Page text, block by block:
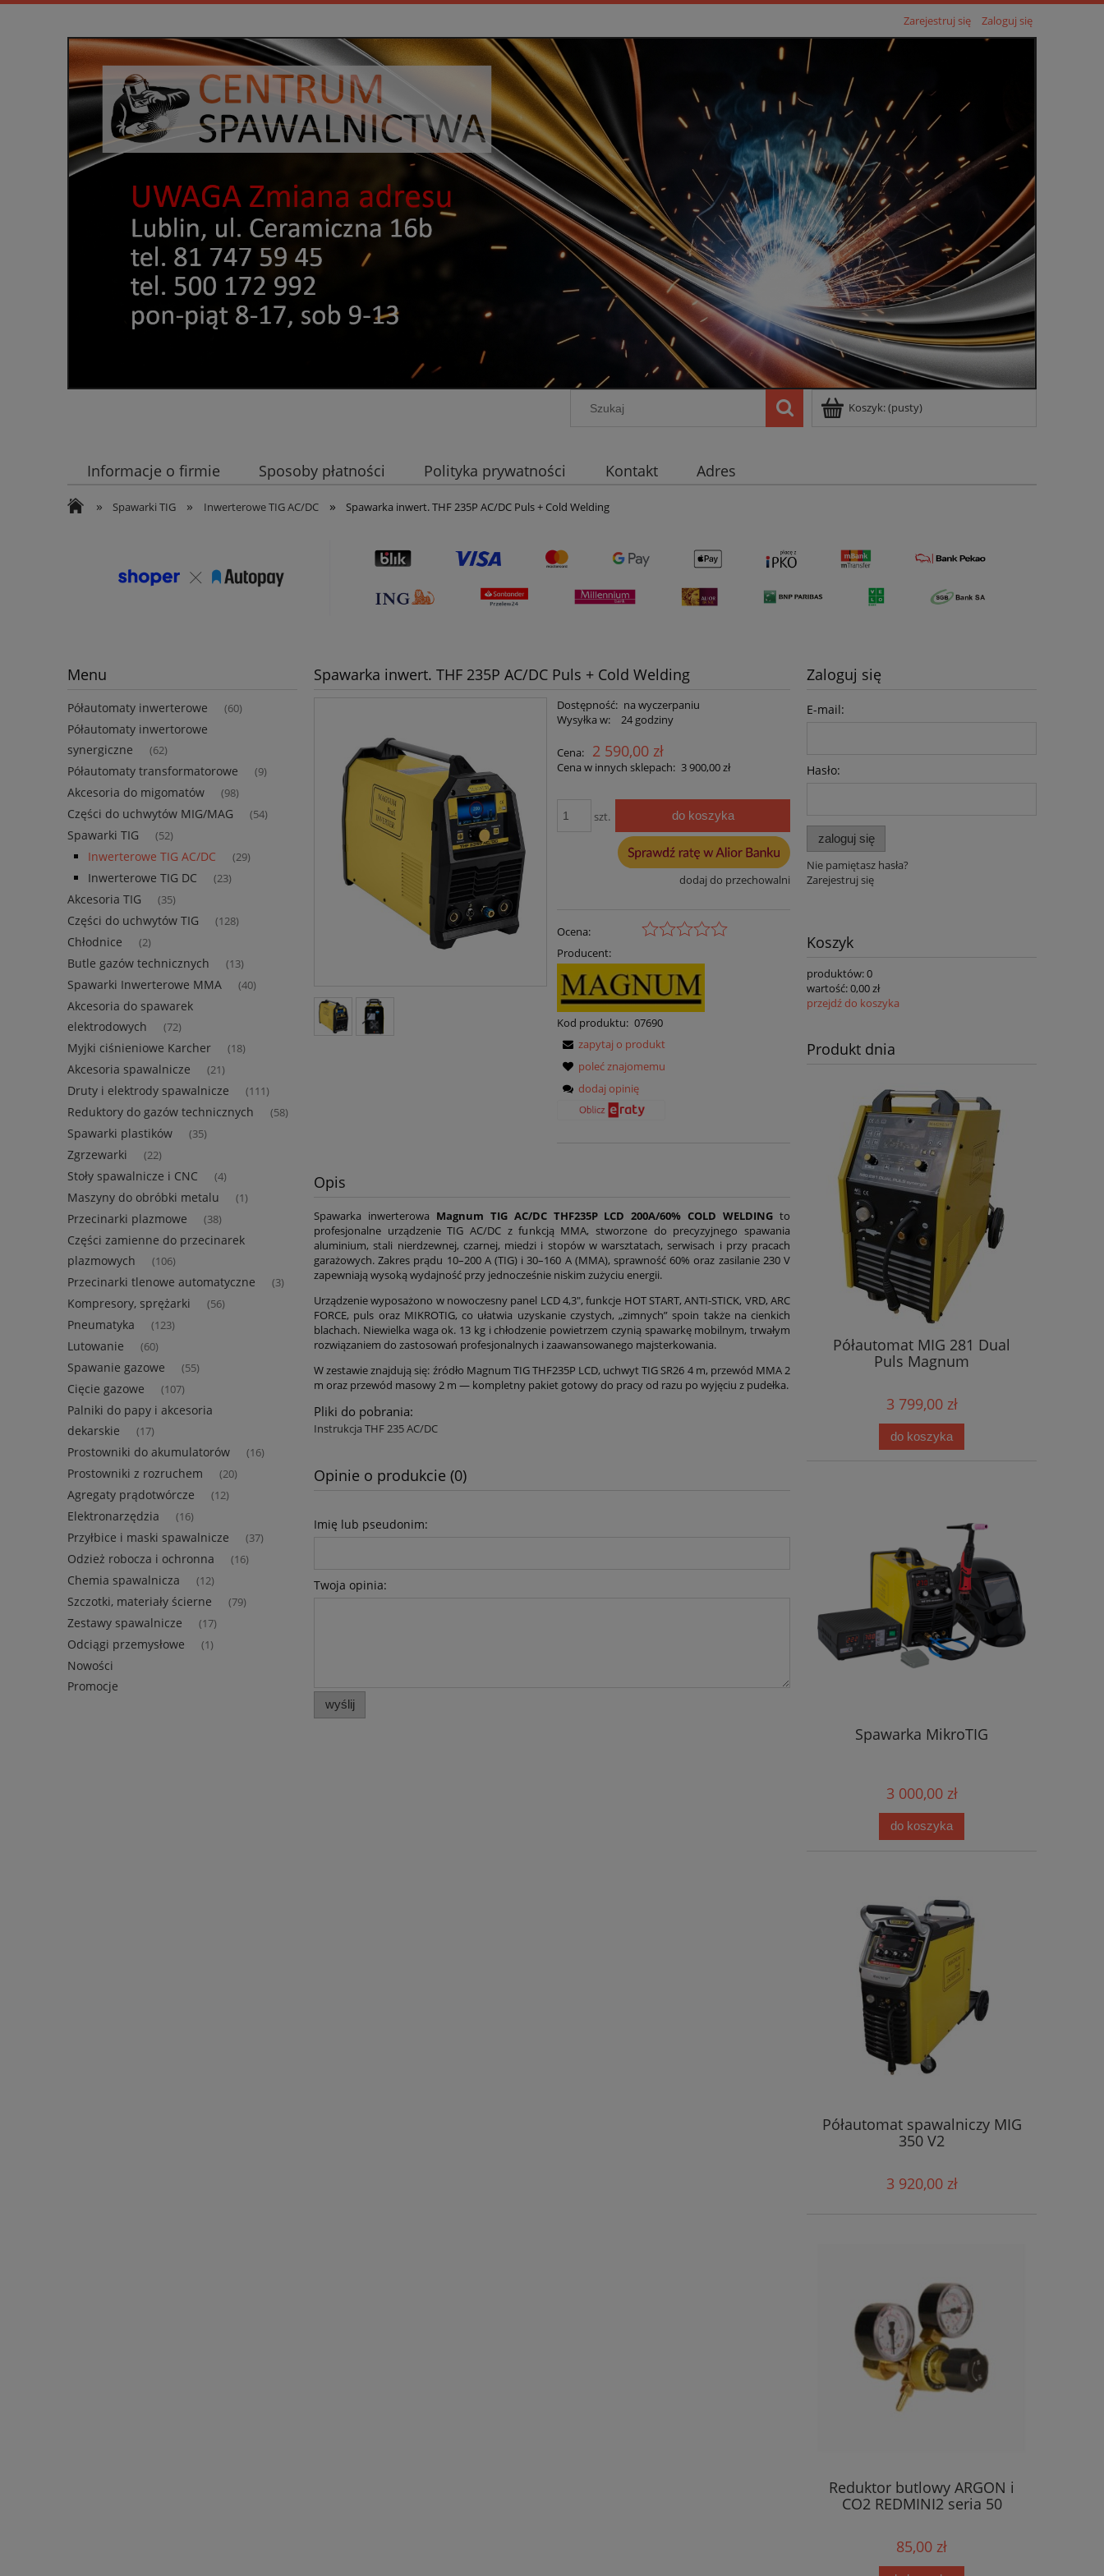
Zarejestruj się Zaloguj się
Koszyk:(pusty)
Informacje o firmie Sposoby płatności Polityka prywatności Kontakt Adres
» Spawarki TIG » Inwerterowe TIG AC/DC » Spawarka inwert. THF 235P AC/DC Puls + Cold Welding
Menu
Półautomaty inwerterowe (60)
Półautomaty inwertorowe
synergiczne
(62)
Półautomaty transformatorowe (9)
Akcesoria do migomatów (98)
Części do uchwytów MIG/MAG (54)
Spawarki TIG (52)
Inwerterowe TIG AC/DC (29)
Inwerterowe TIG DC (23)
Akcesoria TIG (35)
Części do uchwytów TIG (128)
Chłodnice (2)
Butle gazów technicznych (13)
Spawarki Inwerterowe MMA (40)
Akcesoria do spawarek
elektrodowych
(72)
Myjki ciśnieniowe Karcher (18)
Akcesoria spawalnicze (21)
Druty i elektrody spawalnicze (111)
Reduktory do gazów technicznych (58)
Spawarki plastików (35)
Zgrzewarki (22)
Stoły spawalnicze i CNC (4)
Maszyny do obróbki metalu (1)
Przecinarki plazmowe (38)
Części zamienne do przecinarek
plazmowych
(106)
Przecinarki tlenowe automatyczne (3)
Kompresory, sprężarki (56)
Pneumatyka (123)
Lutowanie (60)
Spawanie gazowe (55)
Cięcie gazowe (107)
Palniki do papy i akcesoria
dekarskie
(17)
Prostowniki do akumulatorów (16)
Prostowniki z rozruchem (20)
Agregaty prądotwórcze (12)
Elektronarzędzia (16)
Przyłbice i maski spawalnicze (37)
Odzież robocza i ochronna (16)
Chemia spawalnicza (12)
Szczotki, materiały ścierne (79)
Zestawy spawalnicze (17)
Odciągi przemysłowe (1)
Nowości
Promocje
Spawarka inwert. THF 235P AC/DC Puls + Cold Welding
Dostępność: na wyczerpaniu
Wysyłka w:
24 godziny
Cena: 2 590,00 zł
Cena w innych sklepach: 3 900,00 zł
szt. do koszyka
dodaj do przechowalni
Ocena:
Producent:
Kod produktu: 07690
zapytaj o produkt
poleć znajomemu
dodaj opinię
Opis
Spawarka inwerterowa Magnum TIG AC/DC THF235P LCD 200A/60% COLD WELDING to
profesjonalne urządzenie TIG AC/DC z funkcją MMA, stworzone do precyzyjnego spawania
aluminium, stali nierdzewnej, czarnej, miedzi i stopów w warsztatach, serwisach i przy pracach
garażowych. Zakres prądu 10–200 A (TIG) i 30–160 A (MMA), sprawność 60% oraz zasilanie 230 V
zapewniają wysoką wydajność przy jednocześnie niskim zużyciu energii.
Urządzenie wyposażono w nowoczesny panel LCD 4,3", funkcje HOT START, ANTI-STICK, VRD, ARC
FORCE, puls oraz MIKROTIG, co ułatwia uzyskanie czystych, „zimnych” spoin także na cienkich
blachach. Niewielka waga ok. 13 kg i chłodzenie powietrzem czynią spawarkę mobilnym, trwałym
rozwiązaniem do zastosowań profesjonalnych i zaawansowanego majsterkowania.
W zestawie znajdują się: źródło Magnum TIG THF235P LCD, uchwyt TIG SR26 4 m, przewód MMA 2
m oraz przewód masowy 2 m — kompletny pakiet gotowy do pracy od razu po wyjęciu z pudełka.
Pliki do pobrania:
Instrukcja THF 235 AC/DC
Opinie o produkcie (0)
Imię lub pseudonim:
Twoja opinia:
wyślij
Zaloguj się
E-mail:
Hasło:
zaloguj się
Nie pamiętasz hasła?
Zarejestruj się
Koszyk
produktów:0
wartość:0,00 zł
przejdź do koszyka
Produkt dnia
Półautomat MIG 281 Dual
Puls Magnum
3 799,00 zł
do koszyka
Spawarka MikroTIG
3 000,00 zł
do koszyka
Półautomat spawalniczy MIG
350 V2
3 920,00 zł
Reduktor butlowy ARGON i
CO2 REDMINI2 seria 50
85,00 zł